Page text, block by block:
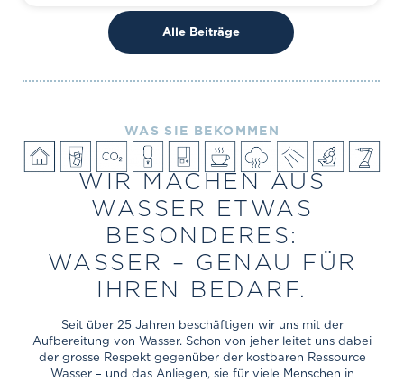
Alle Beiträge
WAS SIE BEKOMMEN
WIR MACHEN AUS
WASSER ETWAS
BESONDERES:
WASSER – GENAU FÜR
IHREN BEDARF.
Seit über 25 Jahren beschäftigen wir uns mit der
Aufbereitung von Wasser. Schon von jeher leitet uns dabei
der grosse Respekt gegenüber der kostbaren Ressource
Wasser – und das Anliegen, sie für viele Menschen in